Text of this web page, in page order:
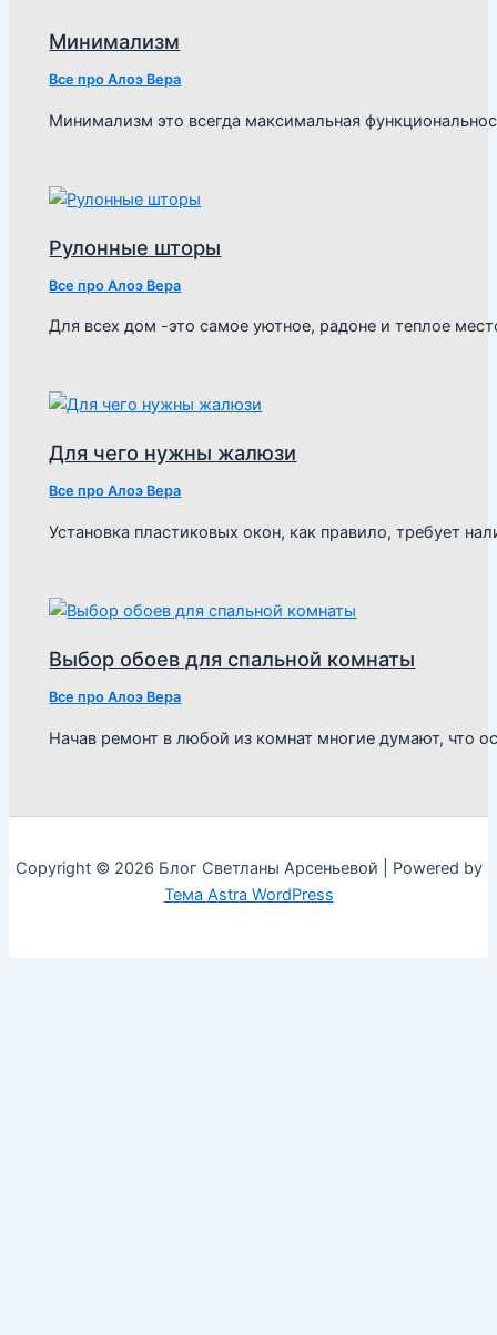
Минимализм
Все про Алоэ Вера
Минимализм это всегда максимальная
Рулонные шторы
Все про Алоэ Вера
Для всех дом -это самое уютное, радоне и теплое
Для чего нужны жалюзи
Все про Алоэ Вера
Установка пластиковых окон, как правило, требует
Выбор обоев для спальной комнаты
Все про Алоэ Вера
Начав ремонт в любой из комнат многие думают, что
Copyright © 2026 Блог Светланы Арсеньевой | Powered by
Тема Astra WordPress